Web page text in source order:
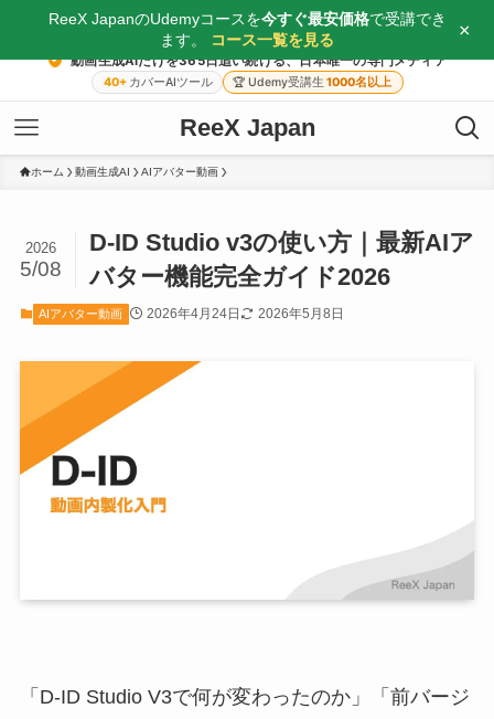
動画生成AIだけを365日追い続ける、日本唯一の専門メディア
40+ カバーAIツール 🏆 Udemy受講生 1000名以上
ReeX Japan
ホーム 動画生成AI AIアバター動画
D-ID Studio v3の使い方｜最新AIア
バター機能完全ガイド2026
2026
5/08
AIアバター動画 2026年4月24日 2026年5月8日
「D-ID Studio V3で何が変わったのか」「前バージ
ReeX JapanのUdemyコースを今すぐ最安価格で受講でき
ます。
コース一覧を見る ×